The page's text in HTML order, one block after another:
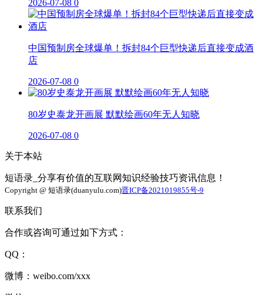
2026-07-08 0
中国预制房全球爆单！拆封84个巨型快递后直接变成酒
店
2026-07-08 0
80岁史泰龙开画展 默默绘画60年无人知晓
2026-07-08 0
关于本站
短语录_分享有价值的互联网知识经验技巧资讯信息！
Copyright @ 短语录(duanyulu.com)晋ICP备2021019855号-9
联系我们
合作或咨询可通过如下方式：
QQ：
微博：weibo.com/xxx